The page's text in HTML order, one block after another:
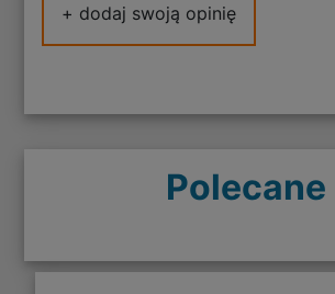
+ dodaj swoją opinię
Polecane